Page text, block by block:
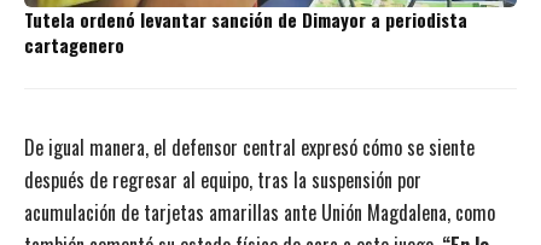
Tutela ordenó levantar sanción de Dimayor a periodista
cartagenero
De igual manera, el defensor central expresó cómo se siente
después de regresar al equipo, tras la suspensión por
acumulación de tarjetas amarillas ante Unión Magdalena, como